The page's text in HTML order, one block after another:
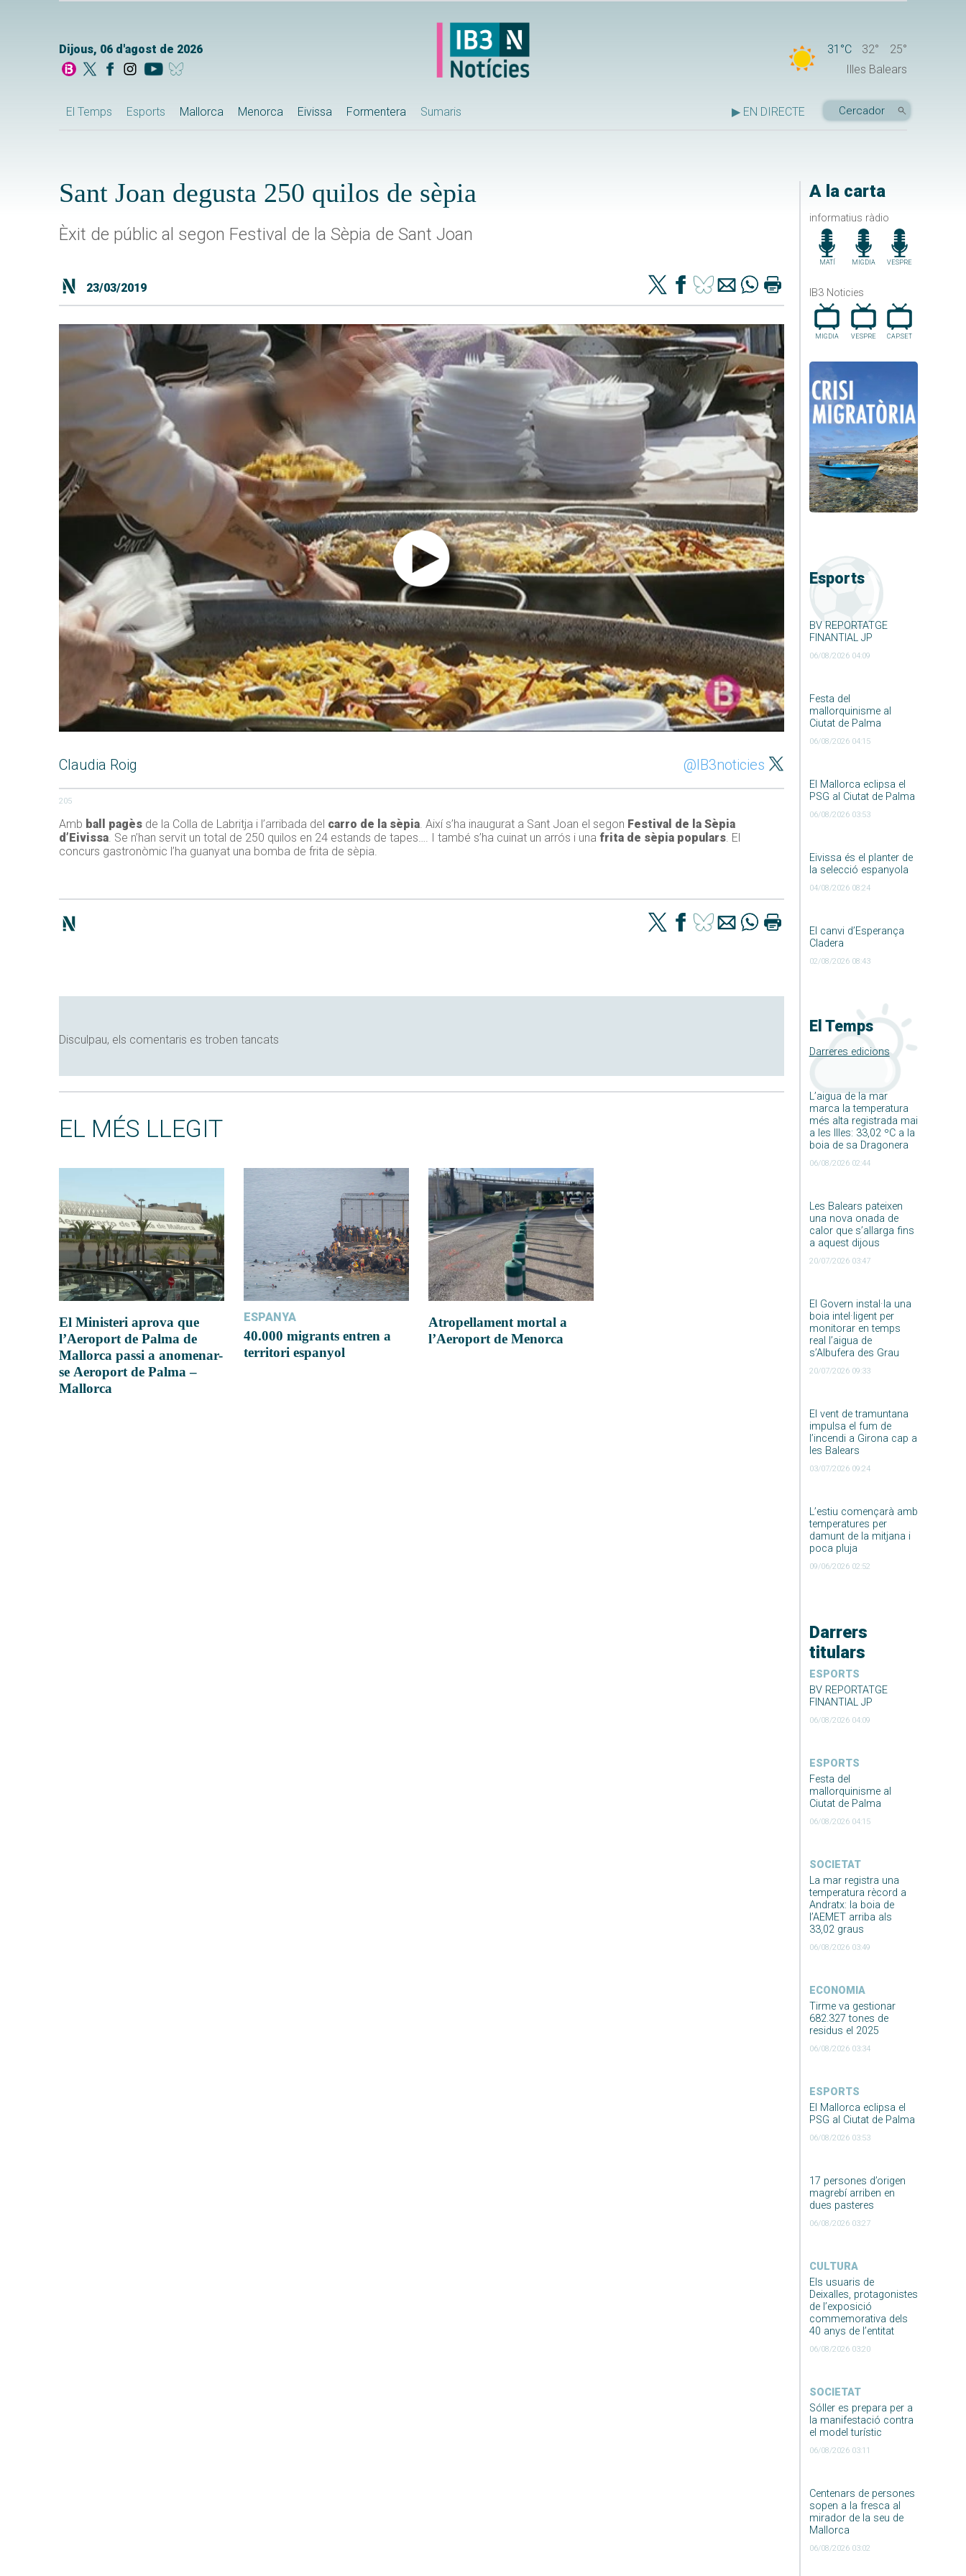
Dijous, 06 d'agost de 2026 31°C 32°
25°
Illes Balears
El Temps Esports Mallorca Menorca Eivissa Formentera Sumaris ▶ EN DIRECTE
A la carta
informatius ràdio
MATÍ MIGDIA VESPRE
IB3 Noticies
MIGDIA VESPRE CAP.SET
Esports
BV REPORTATGE
FINANTIAL JP
06/08/2026 04:09
Festa del
mallorquinisme al
Ciutat de Palma
06/08/2026 04:15
El Mallorca eclipsa el
PSG al Ciutat de Palma
06/08/2026 03:53
Eivissa és el planter de
la selecció espanyola
04/08/2026 08:24
El canvi d’Esperança
Cladera
02/08/2026 08:43
El Temps
Darreres edicions
L’aigua de la mar
marca la temperatura
més alta registrada mai
a les Illes: 33,02 ºC a la
boia de sa Dragonera
06/08/2026 02:44
Les Balears pateixen
una nova onada de
calor que s’allarga fins
a aquest dijous
20/07/2026 03:47
El Govern instal·la una
boia intel·ligent per
monitorar en temps
real l’aigua de
s’Albufera des Grau
20/07/2026 09:33
El vent de tramuntana
impulsa el fum de
l’incendi a Girona cap a
les Balears
03/07/2026 09:24
L’estiu començarà amb
temperatures per
damunt de la mitjana i
poca pluja
09/06/2026 02:52
Darrers
titulars
ESPORTS
BV REPORTATGE
FINANTIAL JP
06/08/2026 04:09
ESPORTS
Festa del
mallorquinisme al
Ciutat de Palma
06/08/2026 04:15
SOCIETAT
La mar registra una
temperatura rècord a
Andratx: la boia de
l’AEMET arriba als
33,02 graus
06/08/2026 03:49
ECONOMIA
Tirme va gestionar
682.327 tones de
residus el 2025
06/08/2026 03:34
ESPORTS
El Mallorca eclipsa el
PSG al Ciutat de Palma
06/08/2026 03:53
17 persones d’origen
magrebí arriben en
dues pasteres
06/08/2026 03:27
CULTURA
Els usuaris de
Deixalles, protagonistes
de l’exposició
commemorativa dels
40 anys de l’entitat
06/08/2026 03:20
SOCIETAT
Sóller es prepara per a
la manifestació contra
el model turístic
06/08/2026 03:11
Centenars de persones
sopen a la fresca al
mirador de la seu de
Mallorca
06/08/2026 03:02
Sant Joan degusta 250 quilos de sèpia
Èxit de públic al segon Festival de la Sèpia de Sant Joan
23/03/2019
Claudia Roig @IB3noticies
205
Amb ball pagès de la Colla de Labritja i l’arribada del carro de la sèpia. Així s’ha inaugurat a Sant Joan el segon Festival de la Sèpia
d’Eivissa. Se n’han servit un total de 250 quilos en 24 estands de tapes…. I també s’ha cuinat un arrós i una frita de sèpia populars. El
concurs gastronòmic l’ha guanyat una bomba de frita de sèpia.
Disculpau, els comentaris es troben tancats
EL MÉS LLEGIT
El Ministeri aprova que
l’Aeroport de Palma de
Mallorca passi a anomenar-
se Aeroport de Palma –
Mallorca
ESPANYA
40.000 migrants entren a
territori espanyol
Atropellament mortal a
l’Aeroport de Menorca